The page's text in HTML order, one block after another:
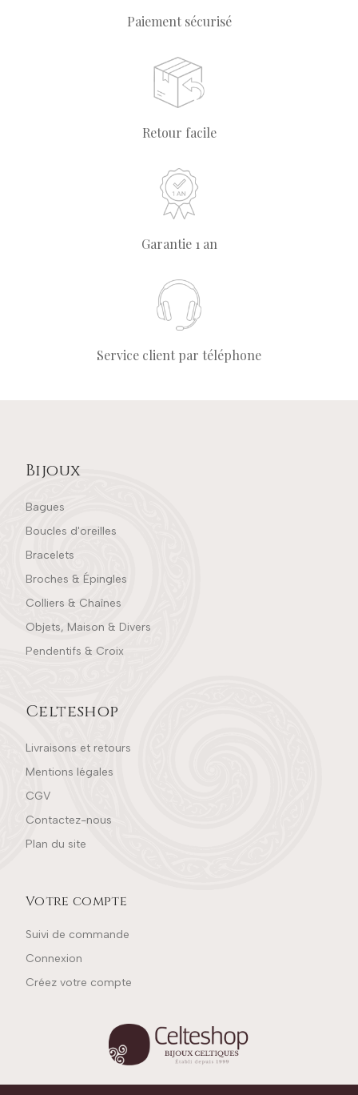
Paiement sécurisé
Retour facile
Garantie 1 an
Service client par téléphone
Bijoux
Bagues
Boucles d'oreilles
Bracelets
Broches & Épingles
Colliers & Chaînes
Objets, Maison & Divers
Pendentifs & Croix
Celteshop
Livraisons et retours
Mentions légales
CGV
Contactez-nous
Plan du site
Votre compte
Suivi de commande
Connexion
Créez votre compte